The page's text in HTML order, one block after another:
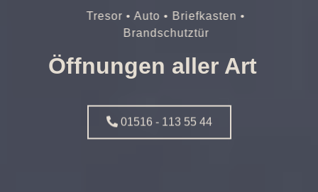
Tresor • Auto • Briefkasten •
Brandschutztür
Öffnungen aller Art
01516 - 113 55 44